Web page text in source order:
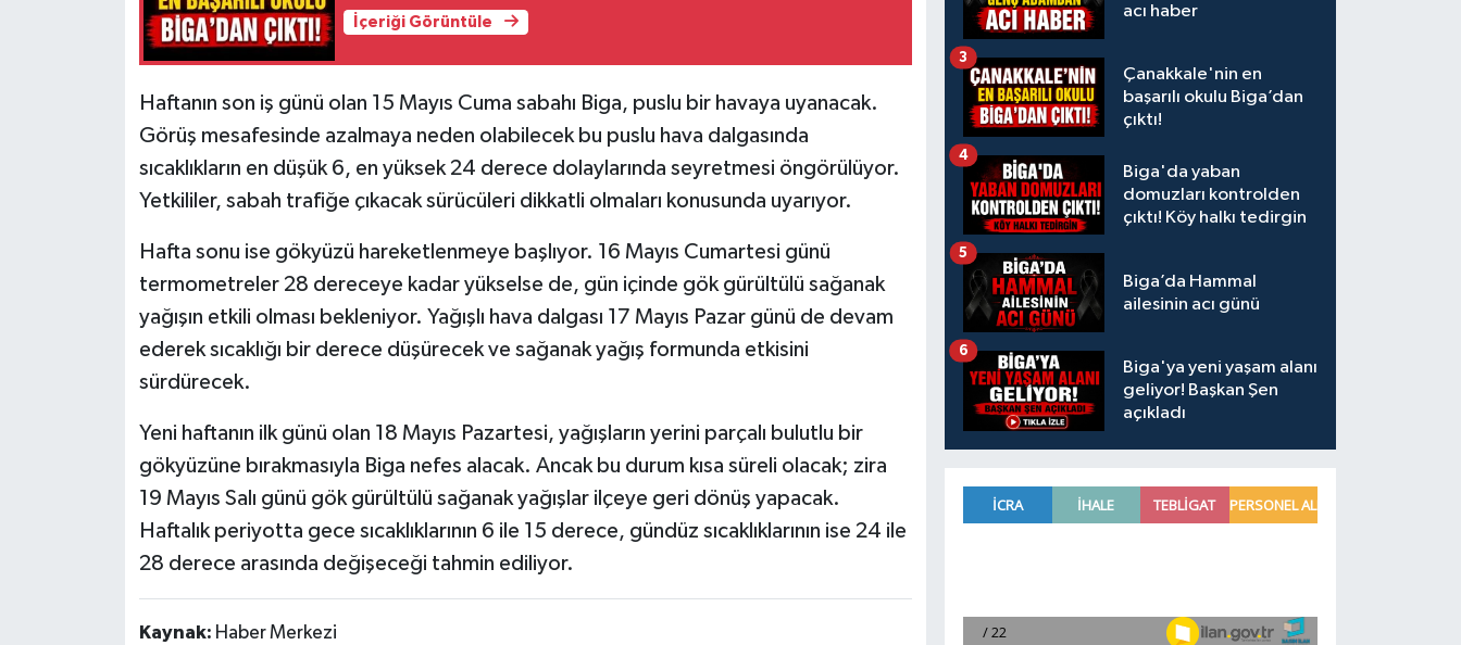
İçeriği Görüntüle
Haftanın son iş günü olan 15 Mayıs Cuma sabahı Biga, puslu bir havaya uyanacak.
Görüş mesafesinde azalmaya neden olabilecek bu puslu hava dalgasında
sıcaklıkların en düşük 6, en yüksek 24 derece dolaylarında seyretmesi öngörülüyor.
Yetkililer, sabah trafiğe çıkacak sürücüleri dikkatli olmaları konusunda uyarıyor.
Hafta sonu ise gökyüzü hareketlenmeye başlıyor. 16 Mayıs Cumartesi günü
termometreler 28 dereceye kadar yükselse de, gün içinde gök gürültülü sağanak
yağışın etkili olması bekleniyor. Yağışlı hava dalgası 17 Mayıs Pazar günü de devam
ederek sıcaklığı bir derece düşürecek ve sağanak yağış formunda etkisini
sürdürecek.
Yeni haftanın ilk günü olan 18 Mayıs Pazartesi, yağışların yerini parçalı bulutlu bir
gökyüzüne bırakmasıyla Biga nefes alacak. Ancak bu durum kısa süreli olacak; zira
19 Mayıs Salı günü gök gürültülü sağanak yağışlar ilçeye geri dönüş yapacak.
Haftalık periyotta gece sıcaklıklarının 6 ile 15 derece, gündüz sıcaklıklarının ise 24 ile
28 derece arasında değişeceği tahmin ediliyor.
Kaynak: Haber Merkezi
acı haber
Çanakkale'nin en
başarılı okulu Biga’dan
çıktı!
3
Biga'da yaban
domuzları kontrolden
çıktı! Köy halkı tedirgin
4
Biga’da Hammal
ailesinin acı günü
5
Biga'ya yeni yaşam alanı
geliyor! Başkan Şen
açıkladı
6
Tarım ve Ekonomi